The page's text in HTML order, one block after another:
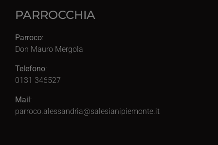
PARROCCHIA
Parroco:
Don Mauro Mergola
Telefono:
0131 346527
Mail:
parroco.alessandria@salesianipiemonte.it